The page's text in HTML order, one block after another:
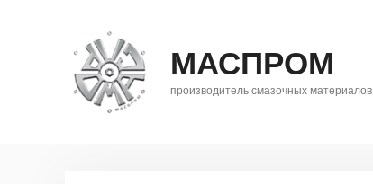
МАСПРОМ
производитель смазочных материалов